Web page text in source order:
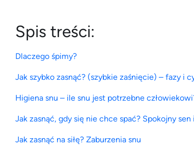
Spis treści:
Dlaczego śpimy?
Jak szybko zasnąć? (szybkie zaśnięcie) – fazy i
Higiena snu – ile snu jest potrzebne
Jak zasnąć, gdy się nie chce spać? Spokojny sen
Jak zasnąć na siłę? Zaburzenia snu